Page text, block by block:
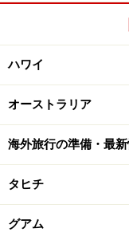
ハワイ
オーストラリア
海外旅行の準備・最
タヒチ
グアム